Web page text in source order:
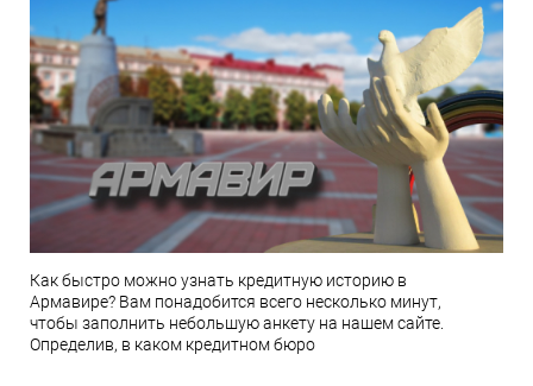
Как быстро можно узнать кредитную историю в
Армавире? Вам понадобится всего несколько минут,
чтобы заполнить небольшую анкету на нашем сайте.
Определив, в каком кредитном бюро